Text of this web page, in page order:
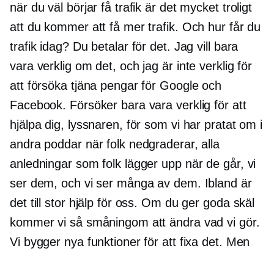
när du väl börjar få trafik är det mycket troligt
att du kommer att få mer trafik. Och hur får du
trafik idag? Du betalar för det. Jag vill bara
vara verklig om det, och jag är inte verklig för
att försöka tjäna pengar för Google och
Facebook. Försöker bara vara verklig för att
hjälpa dig, lyssnaren, för som vi har pratat om i
andra poddar när folk nedgraderar, alla
anledningar som folk lägger upp när de går, vi
ser dem, och vi ser många av dem. Ibland är
det till stor hjälp för oss. Om du ger goda skäl
kommer vi så småningom att ändra vad vi gör.
Vi bygger nya funktioner för att fixa det. Men